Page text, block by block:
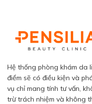
Hệ thống phòng khám da
điểm sẽ có điều kiện và
vụ chỉ mang tính tư vấn,
trừ trách nhiệm và không